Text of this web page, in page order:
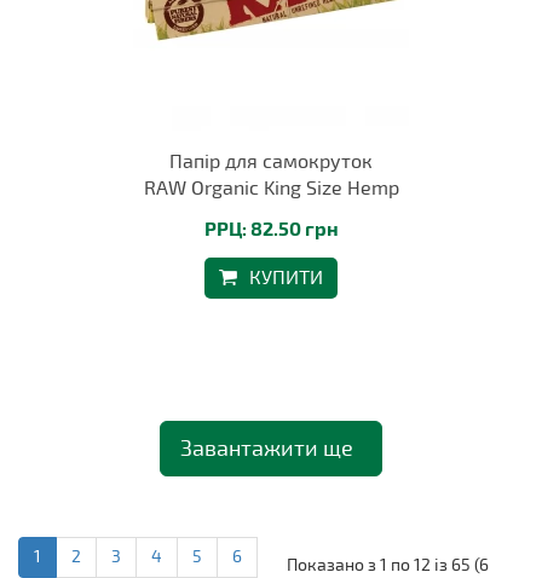
Папір для самокруток
RAW Organic King Size Hemp
РРЦ: 82.50 грн
КУПИТИ
Завантажити ще
1 2 3 4 5
6
Показано з 1 по 12 із 65 (6